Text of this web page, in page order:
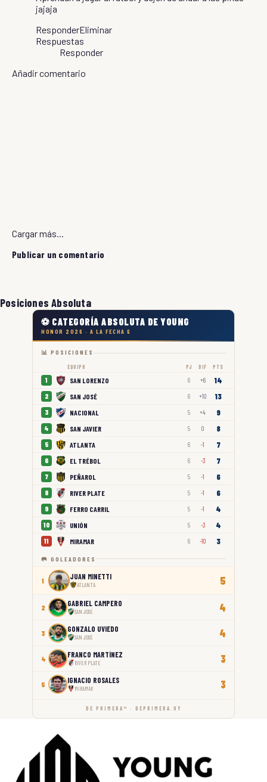
jajaja
ResponderEliminar
Respuestas
Responder
Añadir comentario
Cargar más...
Publicar un comentario
Posiciones Absoluta
⚽ CATEGORÍA ABSOLUTA DE YOUNG
HONOR 2026 · A LA FECHA 6
📊 POSICIONES
EQUIPO PJ DIF PTS
1 SAN LORENZO 6 +6 14
2 SAN JOSÉ 6 +10 13
3 NACIONAL 5 +4 9
4 SAN JAVIER 5 0 8
5 ATLANTA 6 -1 7
6 EL TRÉBOL 6 -3 7
7 PEÑAROL 5 -1 6
8 RIVER PLATE 5 -1 6
9 FERRO CARRIL 5 -1 4
10 UNIÓN 5 -3 4
11 MIRAMAR 6 -10 3
🥅 GOLEADORES
1 JUAN MINETTI
ATLANTA 5
2 GABRIEL CAMPERO
SAN JOSÉ 4
3 GONZALO UVIEDO
SAN JOSÉ 4
4 FRANCO MARTÍNEZ
RIVER PLATE 3
5 IGNACIO ROSALES
MIRAMAR 3
DE PRIMERA™ · DEPRIMERA.UY